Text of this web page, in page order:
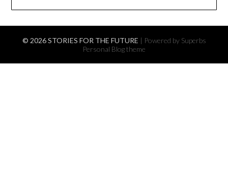
© 2026 STORIES FOR THE FUTURE | Powered by Superbs
Personal Blog theme